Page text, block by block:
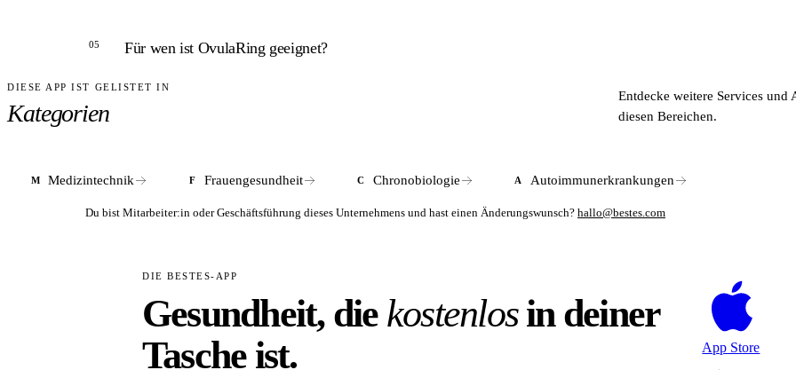
Klassische LH-Tests messen hormonelle Spitzen zu einzelnen Zeitpunkten und können den Eisprung nur im kurzen
05 Für wen ist OvulaRing geeignet?
ANTWORT
OvulaRing eignet sich für Frauen mit Kinderwunsch sowie für Patientinnen mit hormonellen Zyklusstörungen, die eine
DIESE APP IST GELISTET IN
Kategorien
Entdecke weitere Services und
diesen Bereichen.
M Medizintechnik F Frauengesundheit C Chronobiologie A Autoimmunerkrankungen
Du bist Mitarbeiter:in oder Geschäftsführung dieses Unternehmens und hast einen Änderungswunsch? hallo@bestes.com
DIE BESTES-APP
Gesundheit, die kostenlosin deiner
Tasche ist.
App Store